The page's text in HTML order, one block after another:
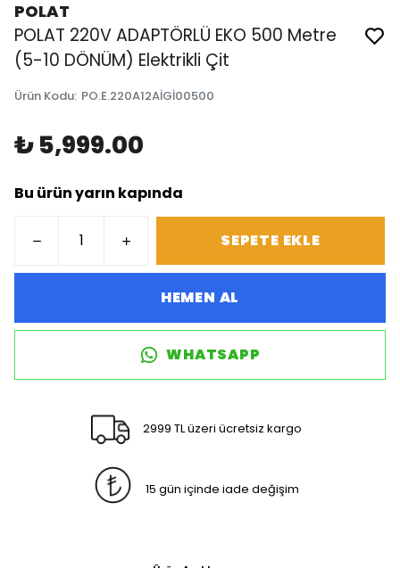
POLAT
POLAT 220V ADAPTÖRLÜ EKO 500 Metre
(5-10 DÖNÜM) Elektrikli Çit
Ürün Kodu: PO.E.220A12AİGİ00500
₺ 5,999.00
Bu ürün yarın kapında
SEPETE EKLE
HEMEN AL
WHATSAPP
2999 TL üzeri ücretsiz kargo
15 gün içinde iade değişim